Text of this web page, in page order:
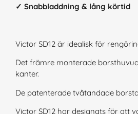
✓ Snabbladdning & lång körtid
Victor SD12 är idealisk för
Det främre monterade
kanter.
De patenterade tvåtandade
Victor SD12 har designats för att